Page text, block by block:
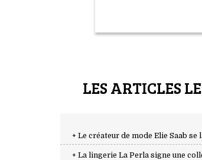
LES ARTICLES
+ Le créateur de mode Elie Saab se
+ La lingerie La Perla signe une